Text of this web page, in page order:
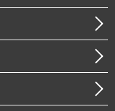
防災（政策）